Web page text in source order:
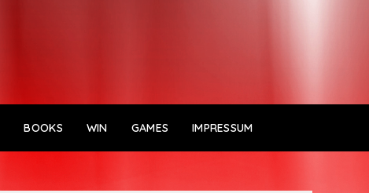
BOOKS WIN GAMES IMPRESSUM